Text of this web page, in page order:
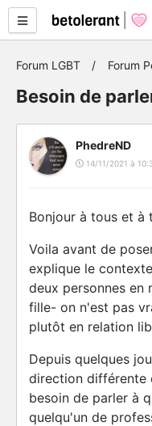
Forum LGBT Forum
Besoin de
PhedreND
14/11/2021 à
Bonjour à tous et à
Voila avant de
explique le
deux personnes en
fille- on n'est pas
plutôt en relation
Depuis quelques
direction différente
besoin de parler à
quelqu'un de